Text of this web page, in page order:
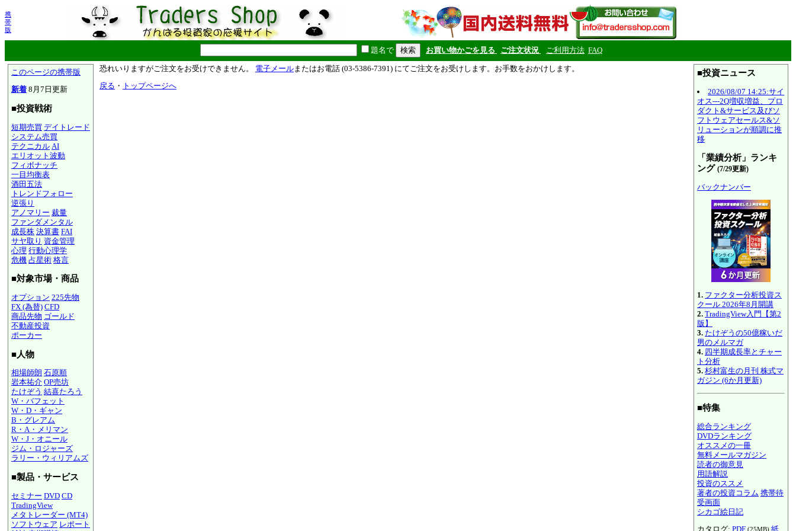
携
帯
版
題名で お買い物かごを見る ご注文状況 ご利用方法 FAQ
このページの携帯版
新着 8月7日更新
■投資戦術
短期売買 デイトレード
システム売買
テクニカル AI
エリオット波動
フィボナッチ
一目均衡表
酒田五法
トレンドフォロー
逆張り
アノマリー 裁量
ファンダメンタル
成長株 決算書 FAI
サヤ取り 資金管理
心理 行動心理学
危機 占星術 格言
■対象市場・商品
オプション 225先物
FX (為替) CFD
商品先物 ゴールド
不動産投資
ポーカー
■人物
相場師朗 石原順
岩本祐介 OP売坊
たけぞう 結喜たろう
W・バフェット
W・D・ギャン
B・グレアム
R・A・メリマン
W・J・オニール
ジム・ロジャーズ
ラリー・ウィリアムズ
■製品・サービス
セミナー DVD CD
TradingView
メタトレーダー (MT4)
ソフトウェア レポート
恐れいりますがご注文をお受けできません。 電子メールまたはお電話 (03-5386-7391) にてご注文をお受けします。お手数をおかけします。
戻る ・ トップページへ
■投資ニュース
2026/08/07 14:25:サイ
オス---2Q増収増益、プロ
ダクト&サービス及びソ
フトウェアセールス&ソ
リューションが順調に推
移
「業績分析」ランキ
ング (7/29更新)
バックナンバー
1. ファクター分析投資ス
クール 2026年8月開講
2. TradingView入門【第2
版】
3. たけぞうの50億稼いだ
男のメルマガ
4. 四半期成長率とチャー
ト分析
5. 杉村富生の月刊 株式マ
ガジン (6か月更新)
■特集
総合ランキング
DVDランキング
オススメの一冊
無料メールマガジン
読者の御意見
用語解説
投資のススメ
著者の投資コラム 携帯待
受画面
シカゴ絵日記
カタログ: PDF (25MB) 紙